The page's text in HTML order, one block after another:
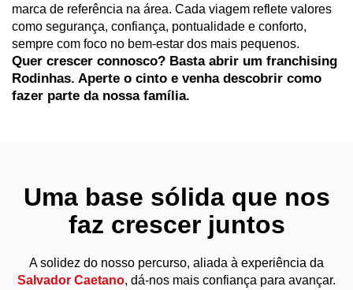
marca de referência na área. Cada viagem reflete valores
como segurança, confiança, pontualidade e conforto,
sempre com foco no bem-estar dos mais pequenos.
Quer crescer connosco? Basta abrir um franchising
Rodinhas. Aperte o cinto e venha descobrir como
fazer parte da nossa família.
Uma base sólida que nos
faz crescer juntos
A solidez do nosso percurso, aliada à experiência da
Salvador Caetano, dá-nos mais confiança para avançar.